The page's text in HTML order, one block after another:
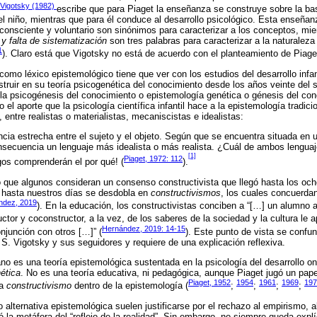
Vigotsky (1982) escribe que para Piaget la enseñanza se construye sobre la
niño, mientras que para él conduce al desarrollo psicológico. Esta
y voluntario son sinónimos para caracterizar a los conceptos,
falta de sistematización son tres palabras para caracterizar a la
). Claro está que Vigotsky no está de acuerdo con el planteamiento de
léxico epistemológico tiene que ver con los estudios del desarrollo
en su teoría psicogenética del conocimiento desde los años veinte del
psicogénesis del conocimiento o epistemología genética o génesis del
el aporte que la psicología científica infantil hace a la epistemología
entre realistas o materialistas, mecaniscistas e idealistas:
estrecha entre el sujeto y el objeto. Según que se encuentra situada en
un lenguaje más idealista o más realista. ¿Cuál de ambos
comprenderán el por qué! (Piaget, 1972: 112).
[1]
algunos consideran un consenso constructivista que llegó hasta los
nuestros días se desdobla en constructivismos , los cuales
2019). En la educación, los constructivistas conciben a “[…] un alumno
y coconstructor, a la vez, de los saberes de la sociedad y la cultura le
con otros […]” (Hernández, 2019: 14-15). Este punto de vista se
Vigotsky y sus seguidores y requiere de una explicación reflexiva.
es una teoría epistemológica sustentada en la psicología del desarrollo
. No es una teoría educativa, ni pedagógica, aunque Piaget jugó un
constructivismo dentro de la epistemología (Piaget, 1952; 1954; 1961 ; 1969;
alternativa epistemológica suelen justificarse por el rechazo al empirismo,